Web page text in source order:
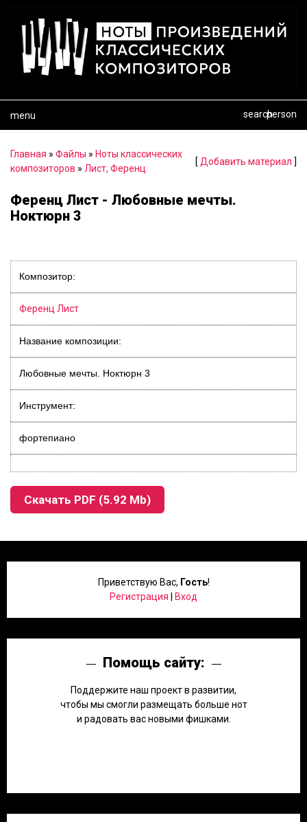
menu person
search
Главная » Файлы » Ноты классических
композиторов » Лист, Ференц
[ Добавить материал ]
Ференц Лист - Любовные мечты.
Ноктюрн 3
Композитор:
Ференц Лист
Название композиции:
Любовные мечты. Ноктюрн 3
Инструмент:
фортепиано
Скачать PDF (5.92 Mb)
Приветствую Вас, Гость!
Регистрация
Вход
Помощь сайту:
Поддержите наш проект в развитии,
чтобы мы смогли размещать больше нот
и радовать вас новыми фишками.